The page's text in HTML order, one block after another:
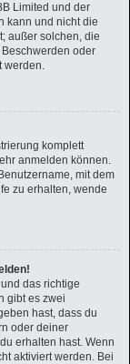
Limited und der
kann und nicht die
außer solchen, die
oder
werden.
komplett
anmelden können.
mit dem
zu erhalten, wende
das richtige
gibt es zwei
hast, dass du
oder deiner
erhalten hast. Wenn
aktiviert werden. Bei